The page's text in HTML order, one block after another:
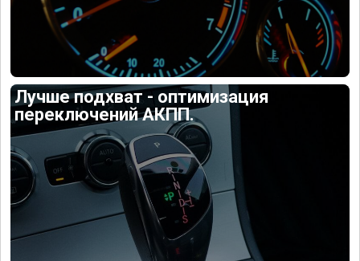
Лучше подхват - оптимизация
переключений АКПП.